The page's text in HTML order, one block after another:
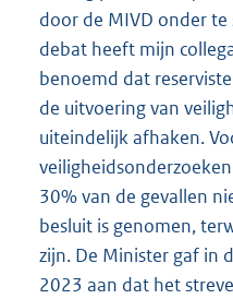
door de MIVD onder
debat heeft mijn
benoemd dat
de uitvoering van
uiteindelijk afhaken.
30% van de gevallen
besluit is genomen,
zijn. De Minister gaf in
2023 aan dat het